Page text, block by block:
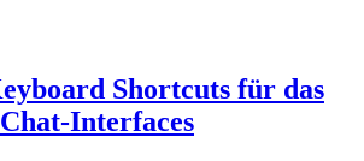
Shortcuts für das
Interfaces